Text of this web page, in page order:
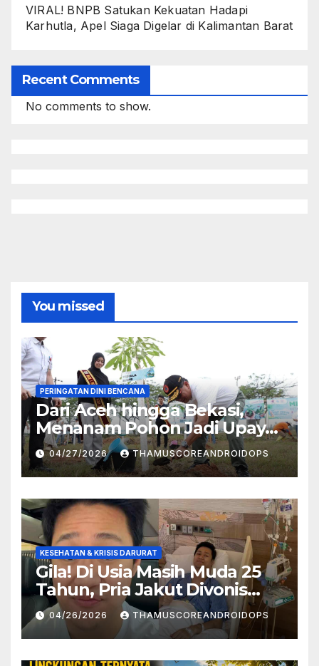
VIRAL! BNPB Satukan Kekuatan Hadapi
Karhutla, Apel Siaga Digelar di Kalimantan Barat
Recent Comments
No comments to show.
You missed
PERINGATAN DINI BENCANA
Dari Aceh hingga Bekasi,
Menanam Pohon Jadi Upaya
Redam Bencana Alam
04/27/2026 THAMUSCOREANDROIDOPS
KESEHATAN & KRISIS DARURAT
Gila! Di Usia Masih Muda 25
Tahun, Pria Jakut Divonis
Kanker Limfoma, Ini Dugaan
Penyebabnya
04/26/2026 THAMUSCOREANDROIDOPS